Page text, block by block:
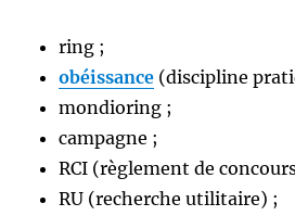
ring ;
obéissance (discipline
mondioring ;
campagne ;
RCI (règlement de
RU (recherche utilitaire) ;